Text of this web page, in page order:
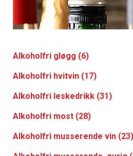
Alkoholfri gløgg (6)
Alkoholfri hvitvin (17)
Alkoholfri leskedrikk (31)
Alkoholfri most (28)
Alkoholfri musserende vin (23)